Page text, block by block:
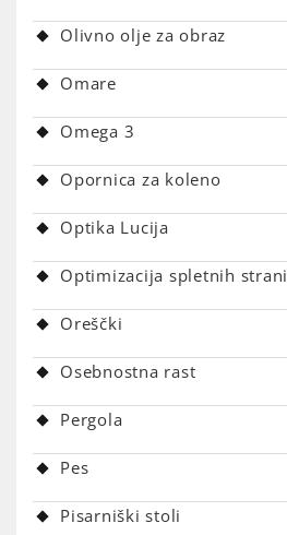
Olivno olje za obraz
Omare
Omega 3
Opornica za koleno
Optika Lucija
Optimizacija spletnih strani
Oreščki
Osebnostna rast
Pergola
Pes
Pisarniški stoli